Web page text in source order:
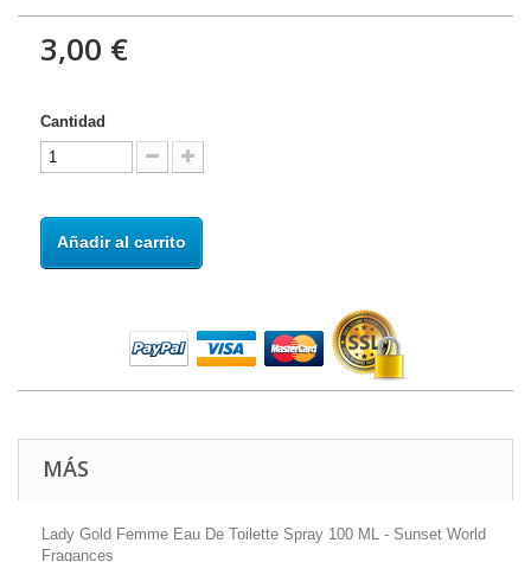
3,00 €
Cantidad
Añadir al carrito
MÁS
Lady Gold Femme Eau De Toilette Spray 100 ML - Sunset World
Fragances